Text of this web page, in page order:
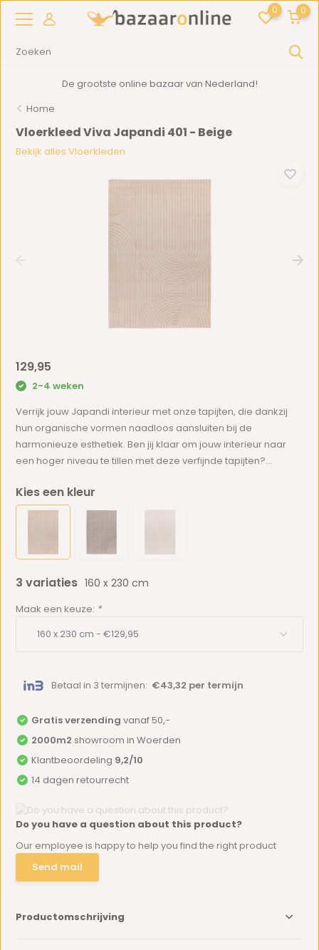
0 0
De grootste online bazaar van Nederland!
Home
Vloerkleed Viva Japandi 401 - Beige
Bekijk alles Vloerkleden
129,95
2-4 weken
Verrijk jouw Japandi interieur met onze tapijten, die dankzij
hun organische vormen naadloos aansluiten bij de
harmonieuze esthetiek. Ben jij klaar om jouw interieur naar
een hoger niveau te tillen met deze verfijnde tapijten?...
Kies een kleur
3 variaties 160 x 230 cm
Maak een keuze: *
Betaal in 3 termijnen: €43,32 per termijn
Gratis verzending vanaf 50,-
2000m2 showroom in Woerden
Klantbeoordeling 9,2/10
14 dagen retourrecht
Do you have a question about this product?
Our employee is happy to help you find the right product
Send mail
Productomschrijving